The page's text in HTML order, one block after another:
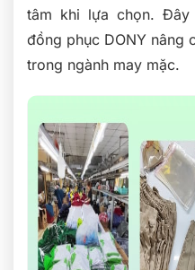
tâm khi lựa chọn.
đồng phục DONY nâng
trong ngành may mặc.